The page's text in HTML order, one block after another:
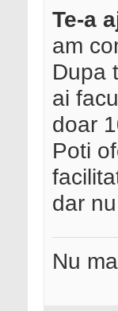
Te-a
am
Dupa
ai
doar
Poti
dar
Nu